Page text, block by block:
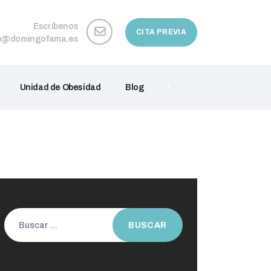
Escríbenos
CITA PREVIA
Unidad de Obesidad Blog
Buscar: